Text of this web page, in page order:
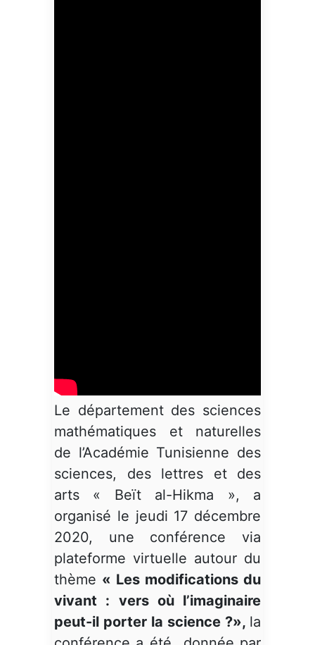
Le département des sciences
mathématiques et naturelles
de l’Académie Tunisienne des
sciences, des lettres et des
arts « Beït al-Hikma », a
organisé le jeudi 17 décembre
2020, une conférence via
plateforme virtuelle autour du
thème « Les modifications du
vivant : vers où l’imaginaire
peut-il porter la science ?», la